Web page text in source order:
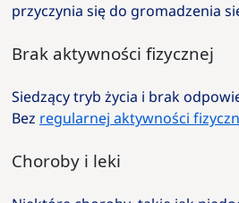
przyczynia się do gromadzenia
Brak aktywności fizycznej
Siedzący tryb życia i brak
Bez regularnej aktywności
Choroby i leki